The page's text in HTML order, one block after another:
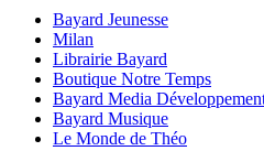
Bayard Jeunesse
Milan
Librairie Bayard
Boutique Notre Temps
Bayard Media
Bayard Musique
Le Monde de Théo